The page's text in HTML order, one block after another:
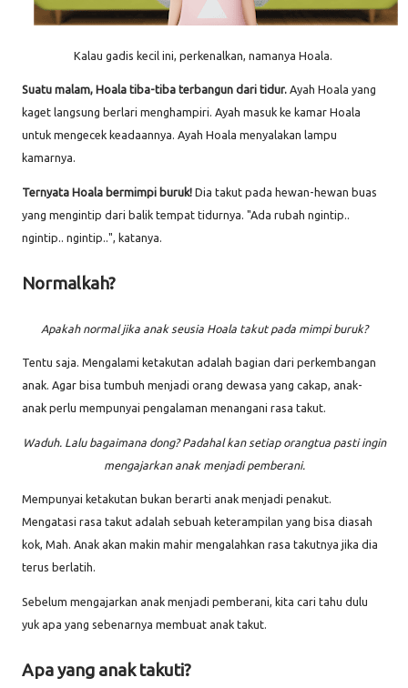
Kalau gadis kecil ini, perkenalkan, namanya Hoala.
Suatu malam, Hoala tiba-tiba terbangun dari tidur. Ayah Hoala yang
kaget langsung berlari menghampiri. Ayah masuk ke kamar Hoala
untuk mengecek keadaannya. Ayah Hoala menyalakan lampu
kamarnya.
Ternyata Hoala bermimpi buruk! Dia takut pada hewan-hewan buas
yang mengintip dari balik tempat tidurnya. "Ada rubah ngintip..
ngintip.. ngintip..", katanya.
Normalkah?
Apakah normal jika anak seusia Hoala takut pada mimpi buruk?
Tentu saja. Mengalami ketakutan adalah bagian dari perkembangan
anak. Agar bisa tumbuh menjadi orang dewasa yang cakap, anak-
anak perlu mempunyai pengalaman menangani rasa takut.
Waduh. Lalu bagaimana dong? Padahal kan setiap orangtua pasti ingin
mengajarkan anak menjadi pemberani.
Mempunyai ketakutan bukan berarti anak menjadi penakut.
Mengatasi rasa takut adalah sebuah keterampilan yang bisa diasah
kok, Mah. Anak akan makin mahir mengalahkan rasa takutnya jika dia
terus berlatih.
Sebelum mengajarkan anak menjadi pemberani, kita cari tahu dulu
yuk apa yang sebenarnya membuat anak takut.
Apa yang anak takuti?